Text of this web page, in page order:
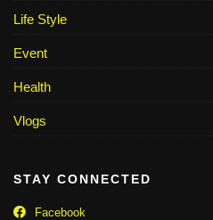
Life Style
Event
Health
Vlogs
STAY CONNECTED
Facebook